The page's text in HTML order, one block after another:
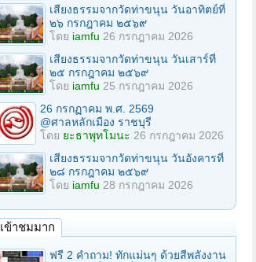
เสียงธรรมจากวัดท่าขนุน วันอาทิตย์ที่
๒๖ กรกฎาคม ๒๕๖๙
โดย iamfu 26 กรกฎาคม 2026
เสียงธรรมจากวัดท่าขนุน วันเสาร์ที่
๒๕ กรกฎาคม ๒๕๖๙
โดย iamfu 25 กรกฎาคม 2026
26 กรกฏาคม พ.ศ. 2569
@ศาลหลักเมือง ราชบุรี
โดย ยะธาพุทโมนะ 26 กรกฎาคม 2026
เสียงธรรมจากวัดท่าขนุน วันอังคารที่
๒๘ กรกฎาคม ๒๕๖๙
โดย iamfu 28 กรกฎาคม 2026
เข้าชมมาก
ฟรี 2 คำถาม! ทักแม่นๆ ด้วยสีพลังงาน